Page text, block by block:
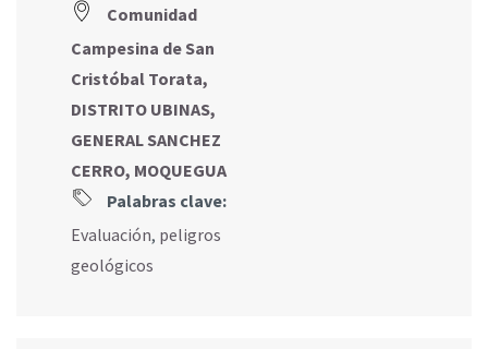
Comunidad
Campesina de San
Cristóbal Torata,
DISTRITO UBINAS,
GENERAL SANCHEZ
CERRO, MOQUEGUA
Palabras clave:
Evaluación, peligros
geológicos